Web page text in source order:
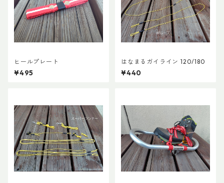
ヒールプレート
¥495
はなまるガイライン 120/180
¥440